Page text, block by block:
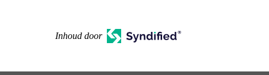
Inhoud door